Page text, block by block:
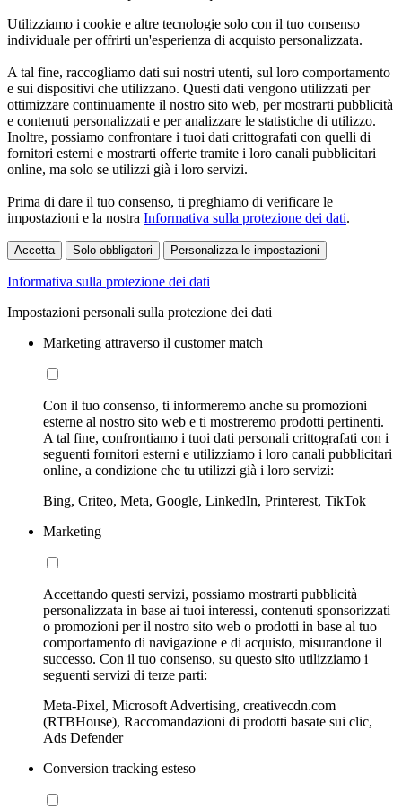
Utilizziamo i cookie e altre tecnologie solo con il tuo consenso
individuale per offrirti un'esperienza di acquisto personalizzata.
A tal fine, raccogliamo dati sui nostri utenti, sul loro comportamento
e sui dispositivi che utilizzano. Questi dati vengono utilizzati per
ottimizzare continuamente il nostro sito web, per mostrarti pubblicità
e contenuti personalizzati e per analizzare le statistiche di utilizzo.
Inoltre, possiamo confrontare i tuoi dati crittografati con quelli di
fornitori esterni e mostrarti offerte tramite i loro canali pubblicitari
online, ma solo se utilizzi già i loro servizi.
Prima di dare il tuo consenso, ti preghiamo di verificare le
impostazioni e la nostra Informativa sulla protezione dei dati.
Accetta Solo obbligatori Personalizza le impostazioni
Informativa sulla protezione dei dati
Impostazioni personali sulla protezione dei dati
Marketing attraverso il customer match
Con il tuo consenso, ti informeremo anche su promozioni
esterne al nostro sito web e ti mostreremo prodotti pertinenti.
A tal fine, confrontiamo i tuoi dati personali crittografati con i
seguenti fornitori esterni e utilizziamo i loro canali pubblicitari
online, a condizione che tu utilizzi già i loro servizi:
Bing, Criteo, Meta, Google, LinkedIn, Printerest, TikTok
Marketing
Accettando questi servizi, possiamo mostrarti pubblicità
personalizzata in base ai tuoi interessi, contenuti sponsorizzati
o promozioni per il nostro sito web o prodotti in base al tuo
comportamento di navigazione e di acquisto, misurandone il
successo. Con il tuo consenso, su questo sito utilizziamo i
seguenti servizi di terze parti:
Meta-Pixel, Microsoft Advertising, creativecdn.com
(RTBHouse), Raccomandazioni di prodotti basate sui clic,
Ads Defender
Conversion tracking esteso